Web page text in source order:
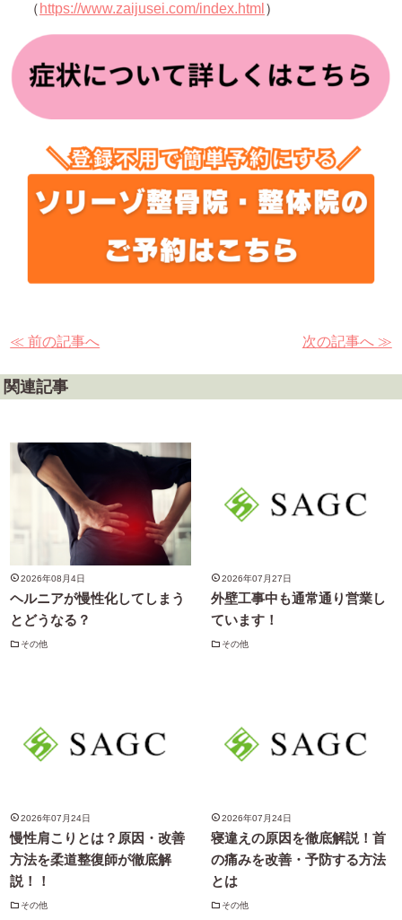
（ https://www.zaijusei.com/index.html ）
≪ 前の記事へ 次の記事へ ≫
関連記事
2026年08月4日
ヘルニアが慢性化してしまう
とどうなる？
その他
2026年07月27日
外壁工事中も通常通り営業し
ています！
その他
2026年07月24日
慢性肩こりとは？原因・改善
方法を柔道整復師が徹底解
説！！
その他
2026年07月24日
寝違えの原因を徹底解説！首
の痛みを改善・予防する方法
とは
その他